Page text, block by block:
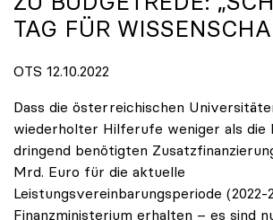
TAG FÜR
OTS 12.10.2022
Dass die österreichischen
wiederholter Hilferufe weniger als die
dringend benötigten
Mrd. Euro für die aktuelle
Leistungsvereinbarungsperiode (2022-
Finanzministerium erhalten – es sind